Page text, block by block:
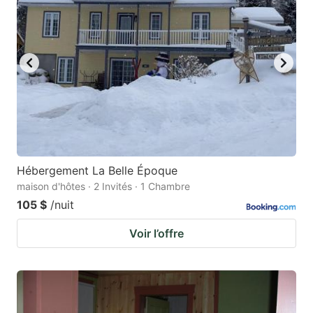
Hébergement La Belle Époque
maison d'hôtes · 2 Invités · 1 Chambre
105 $ /nuit
Voir l’offre